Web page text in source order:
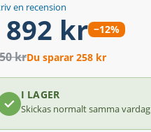
en recension
892 kr −12%
krDu sparar 258 kr
I LAGER
Skickas normalt samma vardag